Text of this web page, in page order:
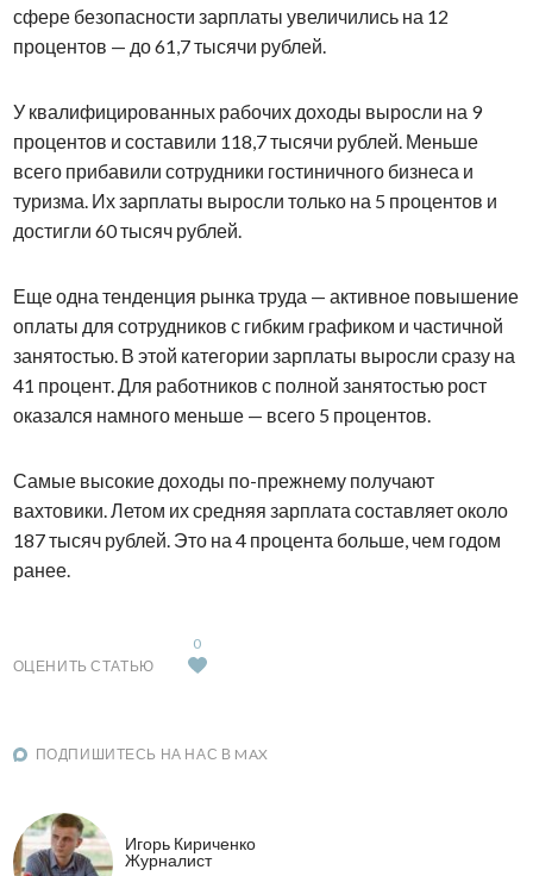
сфере безопасности зарплаты увеличились на 12
процентов — до 61,7 тысячи рублей.
У квалифицированных рабочих доходы выросли на 9
процентов и составили 118,7 тысячи рублей. Меньше
всего прибавили сотрудники гостиничного бизнеса и
туризма. Их зарплаты выросли только на 5 процентов и
достигли 60 тысяч рублей.
Еще одна тенденция рынка труда — активное повышение
оплаты для сотрудников с гибким графиком и частичной
занятостью. В этой категории зарплаты выросли сразу на
41 процент. Для работников с полной занятостью рост
оказался намного меньше — всего 5 процентов.
Самые высокие доходы по-прежнему получают
вахтовики. Летом их средняя зарплата составляет около
187 тысяч рублей. Это на 4 процента больше, чем годом
ранее.
ОЦЕНИТЬ СТАТЬЮ
0
ПОДПИШИТЕСЬ НА НАС В MAX
Игорь Кириченко
Журналист